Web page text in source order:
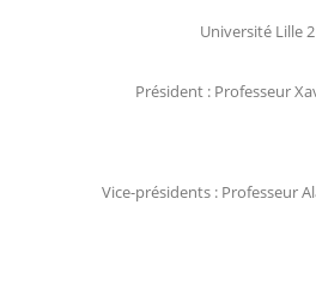
Université Lille
Président : Professeur
Vice-présidents : Professeur